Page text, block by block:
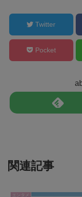
Twitter
Pocket
関連記事
エンタメ